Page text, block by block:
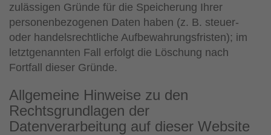
zulässigen Gründe für die Speicherung Ihrer
personenbezogenen Daten haben (z. B. steuer-
oder handelsrechtliche Aufbewahrungsfristen); im
letztgenannten Fall erfolgt die Löschung nach
Fortfall dieser Gründe.
Allgemeine Hinweise zu den
Rechtsgrundlagen der
Datenverarbeitung auf dieser Website